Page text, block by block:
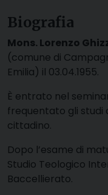
Biografia
Mons. Lorenzo
(comune di
Emilia) il 03.04.1955.
È entrato nel
frequentato gli studi
cittadino.
Dopo l’esame di
Studio Teologico
Baccellierato.